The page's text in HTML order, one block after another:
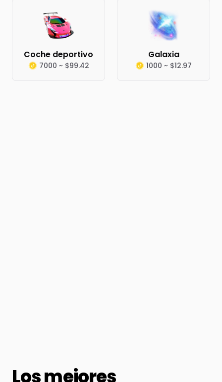
Coche deportivo
7000 ~ $99.42
Galaxia
1000 ~ $12.97
Los mejores